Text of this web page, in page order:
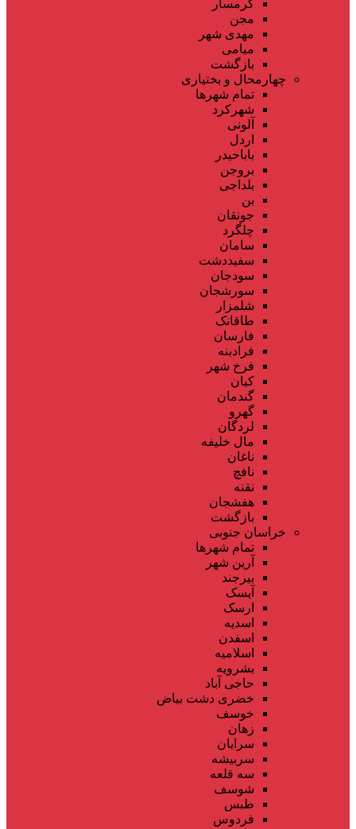
گرمسار
مجن
مهدی شهر
میامی
بازگشت
چهارمحال و بختیاری
تمام شهر‌ها
شهرکرد
آلونی
اردل
باباحیدر
بروجن
بلداجی
بن
جونقان
چلگرد
سامان
سفیددشت
سودجان
سورشجان
شلمزار
طاقانک
فارسان
فرادبنه
فرخ شهر
کیان
گندمان
گهرو
لردگان
مال خلیفه
ناغان
نافچ
نقنه
هفشجان
بازگشت
خراسان جنوبی
تمام شهر‌ها
آرین شهر
بیرجند
آیسک
ارسک
اسدیه
اسفدن
اسلامیه
بشرویه
حاجی آباد
خضری دشت بیاض
خوسف
زهان
سرایان
سربیشه
سه قلعه
شوسف
طبس
فردوس